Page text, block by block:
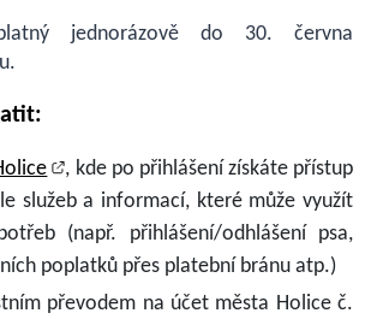
jednorázově do 30. června
, kde po přihlášení získáte přístup
služeb a informací, které může využít
(např. přihlášení/odhlášení psa,
poplatků přes platební bránu atp.)
převodem na účet města Holice č.